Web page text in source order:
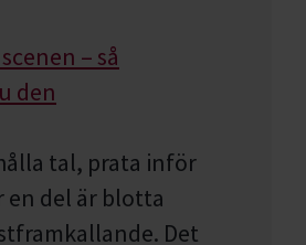
– så
den
tal, prata inför
en del är blotta
Det